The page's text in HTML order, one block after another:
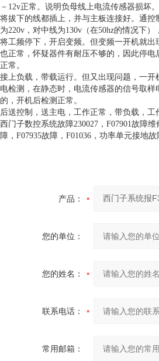
－12v正常。说明负母线上电流传感器损坏
将拔下的线都插上，并与主板连接好。通
为220v，对中线为130v（在50hz的情况下）
将工频停下，开启变频。但变频一开机就
也正常，怀疑器件有耐压不够的，因此停电
正常。
接上负载，带载运行。但又出现问题，一
电检测，在静态时，电流传感器的信号取
的，开机后检测正常。
后送控制，送主电，工作正常，带负载，
西门子数控系统故障230027，F07901故障
障，F07935故障，F01036，功率单元接地
产品：
您的单位：
您的姓名：
联系电话：
常用邮箱：